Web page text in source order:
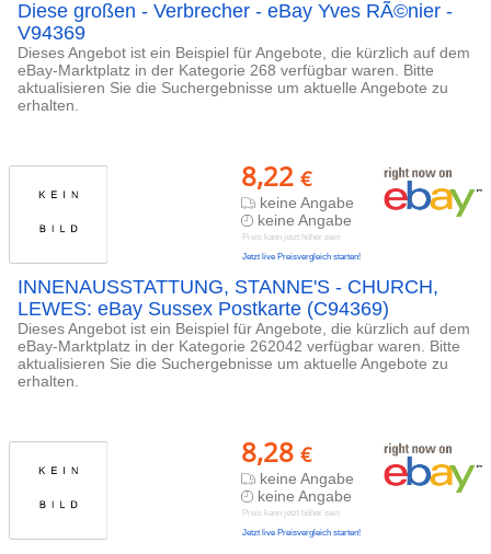
Diese großen - Verbrecher - eBay Yves RÃ©nier -
V94369
Dieses Angebot ist ein Beispiel für Angebote, die kürzlich auf dem
eBay-Marktplatz in der Kategorie 268 verfügbar waren. Bitte
aktualisieren Sie die Suchergebnisse um aktuelle Angebote zu
erhalten.
8,22 €
keine Angabe
keine Angabe
Preis kann jetzt höher sein
Jetzt live Preisvergleich starten!
INNENAUSSTATTUNG, STANNE'S - CHURCH,
LEWES: eBay Sussex Postkarte (C94369)
Dieses Angebot ist ein Beispiel für Angebote, die kürzlich auf dem
eBay-Marktplatz in der Kategorie 262042 verfügbar waren. Bitte
aktualisieren Sie die Suchergebnisse um aktuelle Angebote zu
erhalten.
8,28 €
keine Angabe
keine Angabe
Preis kann jetzt höher sein
Jetzt live Preisvergleich starten!